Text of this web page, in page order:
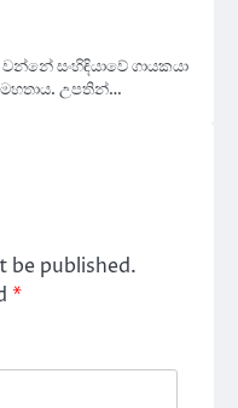
සංහිඳියාවේ ගායකයා
උපතින්…
be published.
*